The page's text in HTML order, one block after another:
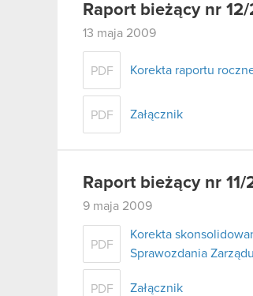
Raport bieżący nr
13 maja 2009
PDF Korekta raportu
PDF Załącznik
Raport bieżący nr
9 maja 2009
PDF
Korekta
Sprawozdania
PDF Załącznik